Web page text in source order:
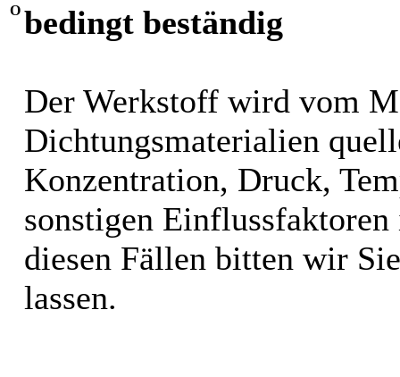
O bedingt beständig
Der Werkstoff wird vom
Dichtungsmaterialien
Konzentration, Druck,
sonstigen
diesen Fällen bitten wir
lassen.